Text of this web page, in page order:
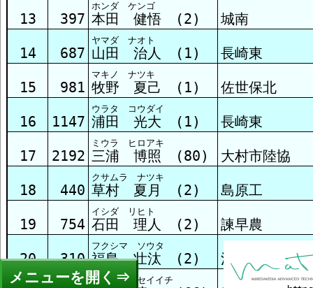
メニュー
13 397
ホンダ ケンゴ
本田 健悟 (2) 城南
14 687
ヤマダ ナオト
山田 治人 (1) 長崎東
15 981
マキノ ナツキ
牧野 夏己 (1) 佐世保北
16 1147
ウラタ コウダイ
浦田 光大 (1) 長崎東
17 2192
ミウラ ヒロアキ
三浦 博照 (80) 大村市陸協
18 440
クサムラ ナツキ
草村 夏月 (2) 島原工
19 754
イシダ リヒト
石田 理人 (2) 諫早農
20 310
フクシマ ソウタ
福島 壮汰 (2) 清峰
キシモト セイイチ